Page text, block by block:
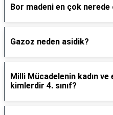
Bor madeni en çok nerede
Gazoz neden asidik?
Milli Mücadelenin kadın
kimlerdir 4. sınıf?